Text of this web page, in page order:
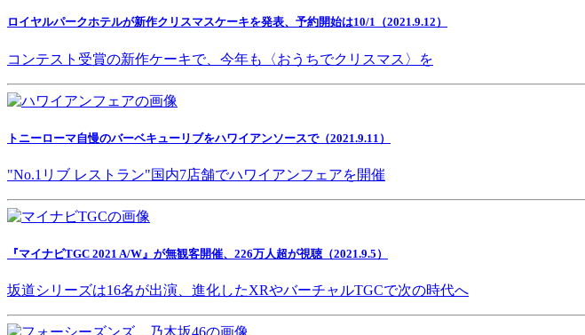
ロイヤルパークホテルが新作クリスマスケーキを発表、予約開始は10/1（2021.9.12）
コンテスト受賞の新作ケーキで、今年も〈おうちでクリスマス〉を
トニーローマ自慢のバーベキューリブをハワイアンソースで（2021.9.11）
"No.1リブ レストラン"国内7店舗でハワイアンフェアを開催
『マイナビTGC 2021 A/W』が無観客開催、226万人超が視聴（2021.9.5）
坂道シリーズは16名が出演、進化したXRやバーチャルTGCで次の時代へ